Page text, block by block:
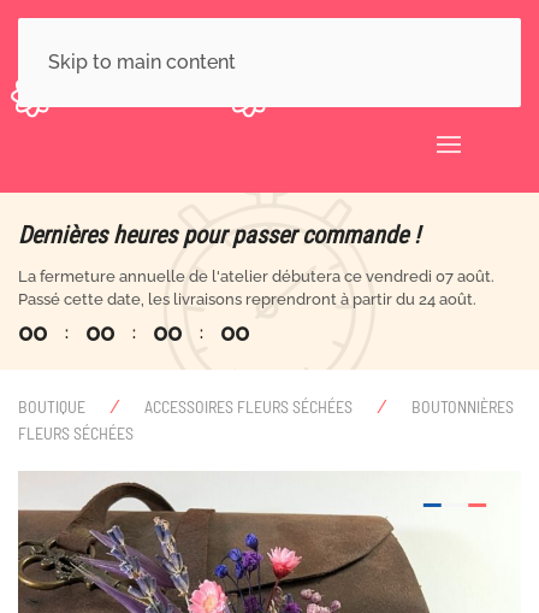
Skip to main content
Dernières heures pour passer commande !
La fermeture annuelle de l'atelier débutera ce vendredi 07 août.
Passé cette date, les livraisons reprendront à partir du 24 août.
00 : 00 : 00 : 00
BOUTIQUE ACCESSOIRES FLEURS SÉCHÉES
BOUTONNIÈRES
FLEURS SÉCHÉES